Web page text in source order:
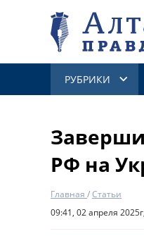
РУБРИКИ
РФ на
Главная /Статьи
09:41, 02 апреля 2025г,